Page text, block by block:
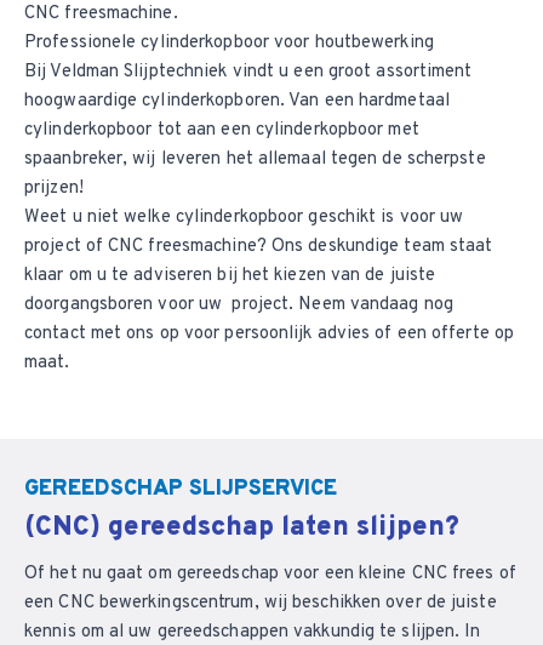
CNC freesmachine.
Professionele cylinderkopboor voor houtbewerking
Bij Veldman Slijptechniek vindt u een groot assortiment
hoogwaardige cylinderkopboren. Van een hardmetaal
cylinderkopboor tot aan een cylinderkopboor met
spaanbreker, wij leveren het allemaal tegen de scherpste
prijzen!
Weet u niet welke cylinderkopboor geschikt is voor uw
project of CNC freesmachine? Ons deskundige team staat
klaar om u te adviseren bij het kiezen van de juiste
doorgangsboren voor uw project. Neem vandaag nog
contact met ons op voor persoonlijk advies of een offerte op
maat.
GEREEDSCHAP SLIJPSERVICE
(CNC) gereedschap laten slijpen?
Of het nu gaat om gereedschap voor een kleine CNC frees of
een CNC bewerkingscentrum, wij beschikken over de juiste
kennis om al uw gereedschappen vakkundig te slijpen. In